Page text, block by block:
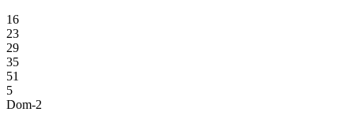
16
23
29
35
51
5
Dom-2